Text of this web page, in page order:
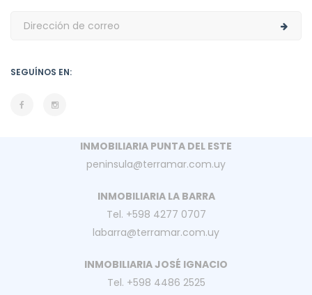
SEGUÍNOS EN:
INMOBILIARIA PUNTA DEL ESTE
peninsula@terramar.com.uy
INMOBILIARIA LA BARRA
Tel. +598 4277 0707
labarra@terramar.com.uy
INMOBILIARIA JOSÉ IGNACIO
Tel. +598 4486 2525